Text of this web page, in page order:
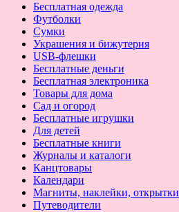
Бесплатная одежда
Футболки
Сумки
Украшения и бижутерия
USB-флешки
Бесплатные деньги
Бесплатная электроника
Товары для дома
Сад и огород
Бесплатные игрушки
Для детей
Бесплатные книги
Журналы и каталоги
Канцтовары
Календари
Магниты, наклейки, открытки
Путеводители